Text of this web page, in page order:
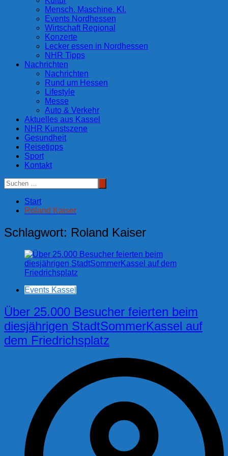
Mensch. Maschine. KI.
Events Nordhessen
Wirtschaft Regional
Konzerte
Lecker essen in Nordhessen
NHR Tipps
Nachrichten
Nachrichten
Rund um Hessen
Lifestyle
Messe
Auto & Verkehr
Aktuelles aus Kassel
NHR Kunstszene
Gesundheit
Reisetipps
Sport
Kontakt
Start
Roland Kaiser
Schlagwort: Roland Kaiser
Events Kassel
Über 25.000 Besucher feierten beim
diesjährigen StadtSommerKassel auf
dem Friedrichsplatz